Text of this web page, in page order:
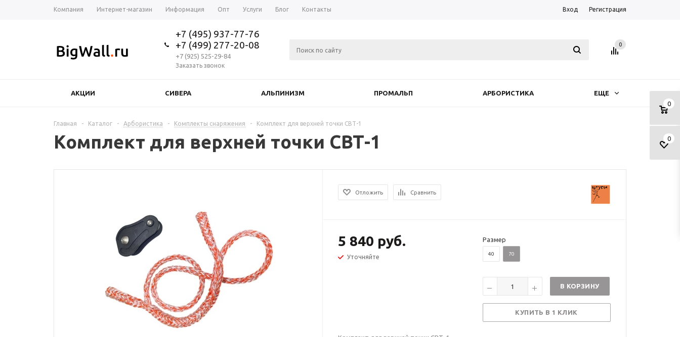
Компания Интернет-магазин Информация Опт Услуги Блог Контакты Вход Регистрация
+7 (495) 937-77-76
+7 (499) 277-20-08
+7 (925) 525-29-84
Заказать звонок
0
0
0
АКЦИИ СИВЕРА АЛЬПИНИЗМ ПРОМАЛЬП АРБОРИСТИКА ЕЩЕ
Главная - Каталог - Арбористика - Комплекты снаряжения - Комплект для верхней точки СВТ-1
Комплект для верхней точки СВТ-1
Отложить Сравнить
5 840 руб.
Уточняйте
Размер
40 70
В КОРЗИНУ
КУПИТЬ В 1 КЛИК